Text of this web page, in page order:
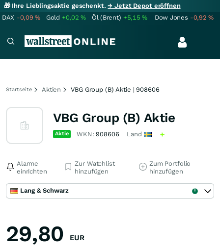
🎁 Ihre Lieblingsaktie geschenkt.→ Jetzt Depot eröffnen
DAX -0,09% Gold +0,02% Öl (Brent) +5,15% Dow Jones -0,92%
Startseite Aktien VBG Group (B) Aktie | 908606
VBG Group (B) Aktie
Aktie WKN:908606 Land
Alarme
einrichten
Zur Watchlist
hinzufügen
Zum Portfolio
hinzufügen
Lang & Schwarz
29,80 EUR